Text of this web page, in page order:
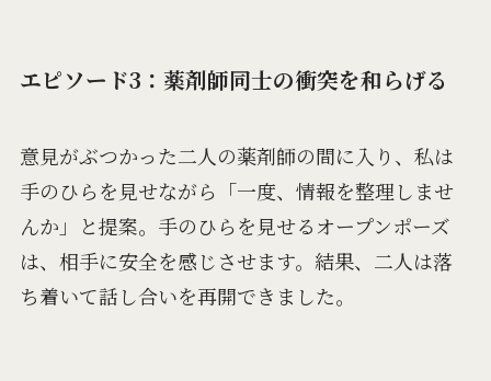
エピソード3：薬剤師同士の衝突を和らげる
意見がぶつかった二人の薬剤師の間に入り、私は
手のひらを見せながら「一度、情報を整理しませ
んか」と提案。手のひらを見せるオープンポーズ
は、相手に安全を感じさせます。結果、二人は落
ち着いて話し合いを再開できました。